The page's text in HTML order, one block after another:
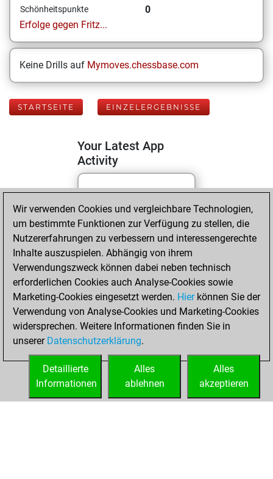
Schönheitspunkte
0
Erfolge gegen Fritz...
Keine Drills auf Mymoves.chessbase.com
STARTSEITE EINZELERGEBNISSE
Your Latest App
Activity
You played 400
blitz games
Play
You scored
+110 =8 -282 in blitz
Donnerstag,
Januar 4, 2024
You created
your Fritz account
Wir verwenden Cookies und vergleichbare Technologien,
um bestimmte Funktionen zur Verfügung zu stellen, die
Nutzererfahrungen zu verbessern und interessengerechte
Inhalte auszuspielen. Abhängig von ihrem
Verwendungszweck können dabei neben technisch
erforderlichen Cookies auch Analyse-Cookies sowie
Marketing-Cookies eingesetzt werden. Hierkönnen Sie der
Verwendung von Analyse-Cookies und Marketing-Cookies
widersprechen. Weitere Informationen finden Sie in
unserer Datenschutzerklärung.
Alles
akzeptieren
Alles
ablehnen
Detaillierte
Informationen